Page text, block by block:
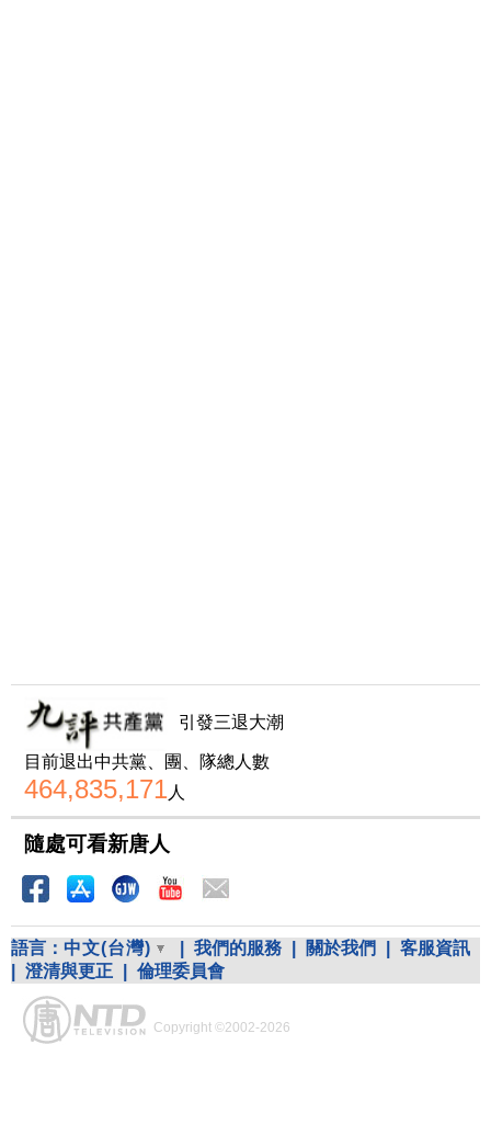
引發三退大潮
目前退出中共黨、團、隊總人數
464,835,171人
隨處可看新唐人
語言： 中文(台灣) 我們的服務 關於我們
客服資訊
澄清與更正 倫理委員會
Copyright ©2002-2026